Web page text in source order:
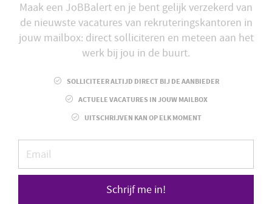
Maak een JoBBalert en je bent gelijk verzekerd van
de nieuwste vacatures van rekruteringskantoren in
jouw mailbox: direct solliciteren en meteen aan het
werk bij jou in de buurt.
SOLLICITEER ALTIJD DIRECT BIJ DE AANBIEDER
ACTUELE VACATURES IN JOUW MAILBOX
UITSCHRIJVEN KAN OP ELK MOMENT
Schrijf me in!